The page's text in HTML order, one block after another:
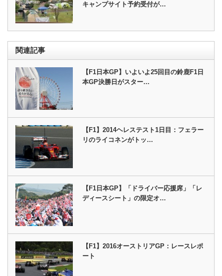
キャンプサイト予約受付が…
関連記事
【F1日本GP】いよいよ25回目の鈴鹿F1日
本GP決勝日がスター…
【F1】2014ヘレステスト1日目：フェラー
リのライコネンがトッ…
【F1日本GP】「ドライバー応援席」「レ
ディースシート」の限定オ…
【F1】2016オーストリアGP：レースレポ
ート